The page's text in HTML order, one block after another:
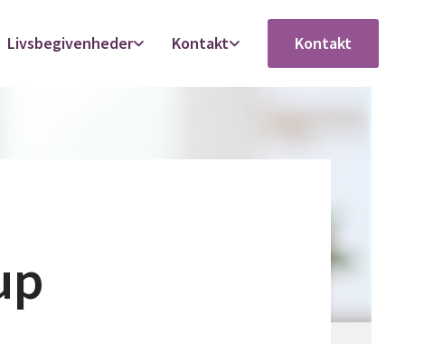
Livsbegivenheder Kontakt Kontakt